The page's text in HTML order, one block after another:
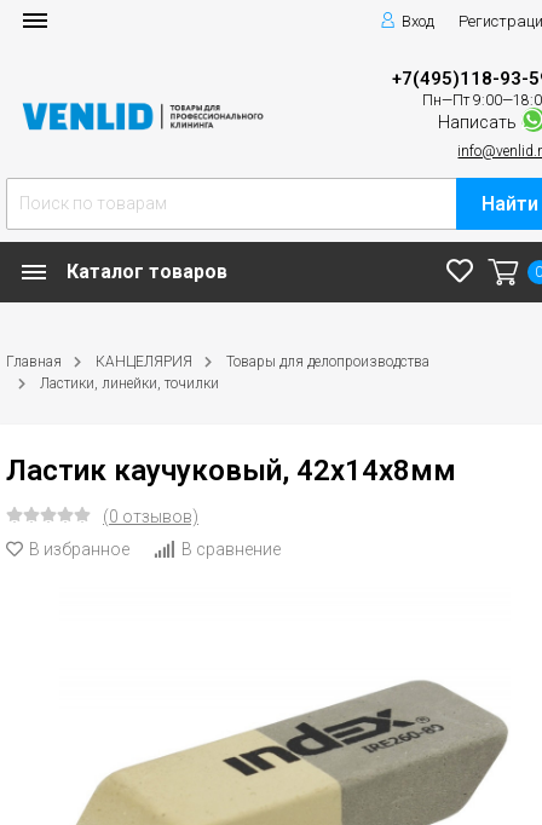
Вход
+7(495)118-93-
Пн—Пт
Написать
Найти
Каталог товаров
Главная КАНЦЕЛЯРИЯ
Товары для делопроизводства
Ластики, линейки, точилки
Ластик каучуковый, 42x14x8мм
(0 отзывов)
В избранное
В сравнение